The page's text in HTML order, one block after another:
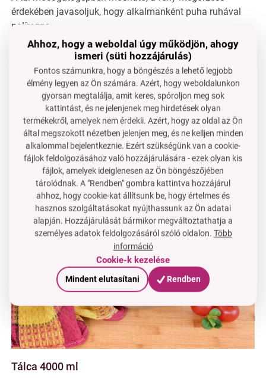
érdekében javasoljuk, hogy alkalmanként puha ruhával
polírozza.
GYIK
Használható a tál a sütőben?
Nem, nem alkalmas sütésre.
Alkalmas savas ételek előkészítésére?
Igen, a minőségi rozsdamentes acél nem reagál a savas
összetevőkkel.
Használható elektromos habverővel?
Igen, a robusztus felépítés képes elviselni az intenzív
habverést.
Tálca 4000 ml
Ahhoz, hogy a weboldal úgy működjön, ahogy
ismeri (süti hozzájárulás)
Fontos számunkra, hogy a böngészés a lehető legjobb
élmény legyen az Ön számára. Azért, hogy weboldalunkon
gyorsan megtalálja, amit keres, spóroljon meg sok
kattintást, és ne jelenjenek meg hirdetések olyan
termékekről, amelyek nem érdekli. Azért, hogy az oldal az Ön
által megszokott nézetben jelenjen meg, és ne kelljen minden
alkalommal bejelentkeznie. Ezért szükségünk van a cookie-
fájlok feldolgozásához való hozzájárulására - ezek olyan kis
fájlok, amelyek ideiglenesen az Ön böngészőjében
tárolódnak. A "Rendben" gombra kattintva hozzájárul
ahhoz, hogy cookie-kat állítsunk be, hogy értelmes és
hasznos szolgáltatásokat nyújthassunk az Ön adatai
alapján. Hozzájárulását bármikor megváltoztathatja a
személyes adatok feldolgozásáról szóló oldalon. Több
információ
Cookie-k kezelése
Mindent elutasítani Rendben